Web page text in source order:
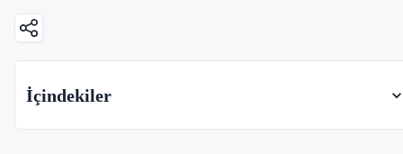
İçindekiler